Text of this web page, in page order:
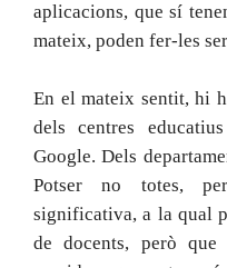
aplicacions, que sí
mateix, poden fer-les
En el mateix sentit, hi
dels centres
Google. Dels
Potser no totes,
significativa, a la qual
de docents, però